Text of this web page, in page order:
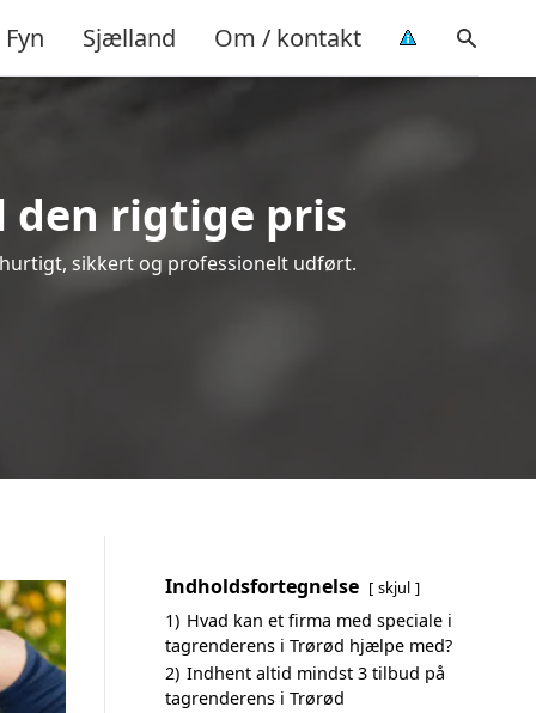
Fyn Sjælland Om / kontakt
den rigtige pris
sikkert og professionelt udført.
Indholdsfortegnelse skjul
1) Hvad kan et firma med speciale i
tagrenderens i Trørød hjælpe med?
2) Indhent altid mindst 3 tilbud på
tagrenderens i Trørød